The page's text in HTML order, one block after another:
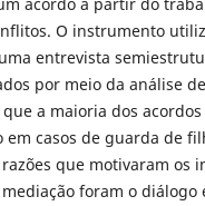
O instru­mento
entrevista
por meio da análise
a maioria dos
em casos de guarda de
que motivaram os
foram o diálogo